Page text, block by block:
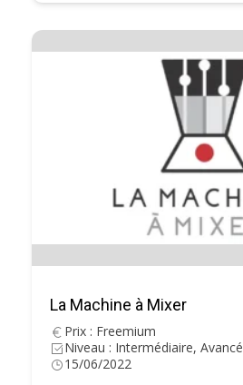
La Machine à Mixer
Prix : Freemium
Niveau : Intermédiaire, Avancé
15/06/2022